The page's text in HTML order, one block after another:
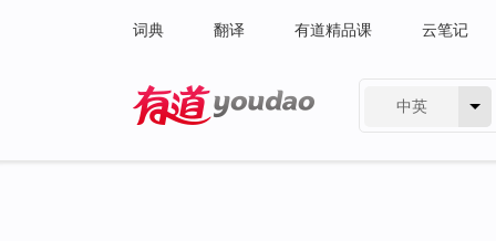
词典 翻译 有道精品课 云笔记
中英